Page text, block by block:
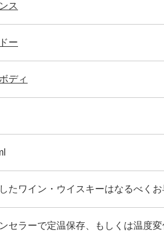
ス
ー
ディ
たワイン・ウイスキーはなるべく
セラーで定温保存、もしくは温度